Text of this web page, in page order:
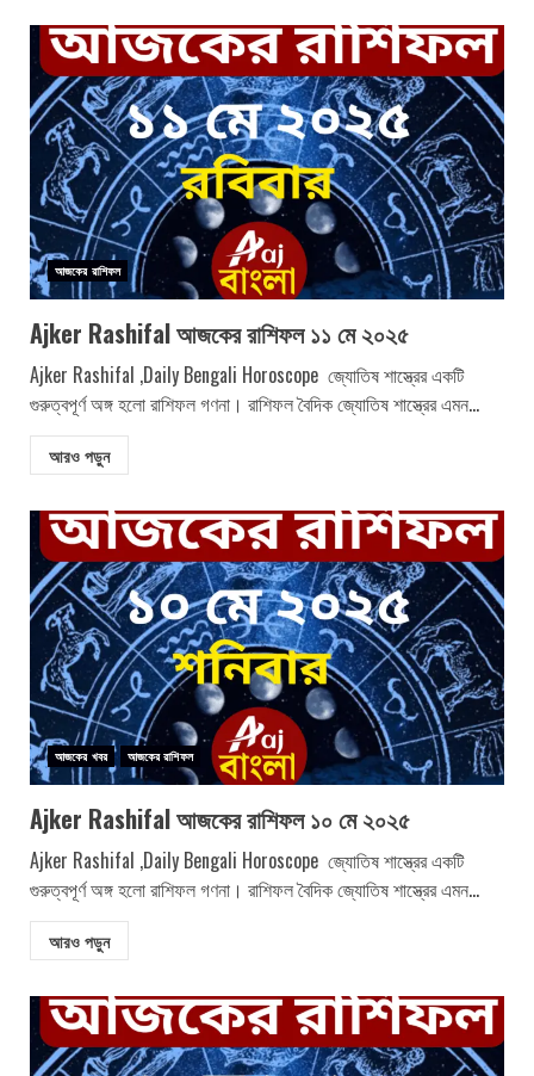
আজকের রাশিফল
Ajker Rashifal আজকের রাশিফল ১১ মে ২০২৫
Ajker Rashifal ,Daily Bengali Horoscope জ্যোতিষ শাস্ত্রের একটি
গুরুত্বপূর্ণ অঙ্গ হলো রাশিফল গণনা। রাশিফল বৈদিক জ্যোতিষ শাস্ত্রের এমন...
আরও পড়ুন
আজকের খবর আজকের রাশিফল
Ajker Rashifal আজকের রাশিফল ১০ মে ২০২৫
Ajker Rashifal ,Daily Bengali Horoscope জ্যোতিষ শাস্ত্রের একটি
গুরুত্বপূর্ণ অঙ্গ হলো রাশিফল গণনা। রাশিফল বৈদিক জ্যোতিষ শাস্ত্রের এমন...
আরও পড়ুন